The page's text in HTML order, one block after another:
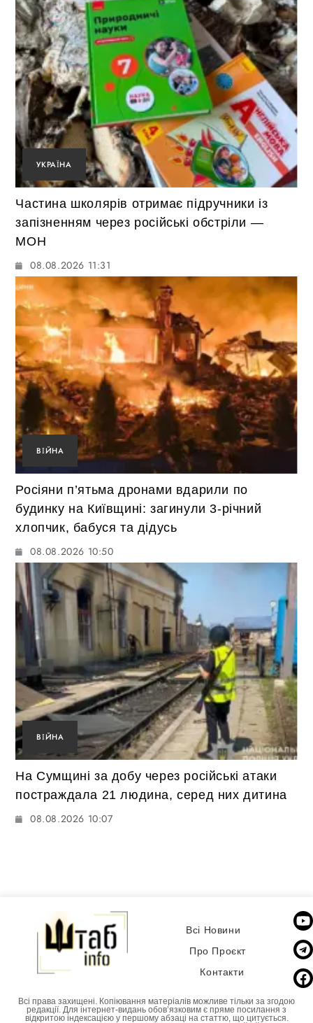
УКРАЇНА
Частина школярів отримає підручники із
запізненням через російські обстріли —
МОН
08.08.2026 11:31
ВІЙНА
Росіяни п’ятьма дронами вдарили по
будинку на Київщині: загинули 3-річний
хлопчик, бабуся та дідусь
08.08.2026 10:50
ВІЙНА
На Сумщині за добу через російські атаки
постраждала 21 людина, серед них дитина
08.08.2026 10:07
Всі Новини
Про Проєкт
Контакти
Всі права захищені. Копіювання матеріалів можливе тільки за згодою
редакції. Для інтернет-видань обовʼязковим є пряме посилання з
відкритою індексацією у першому абзаці на статтю, що цитується.